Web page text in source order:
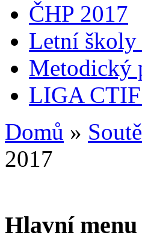
ČHP 2017
Letní školy
Metodický
LIGA
Domů »
2017
Hlavní menu